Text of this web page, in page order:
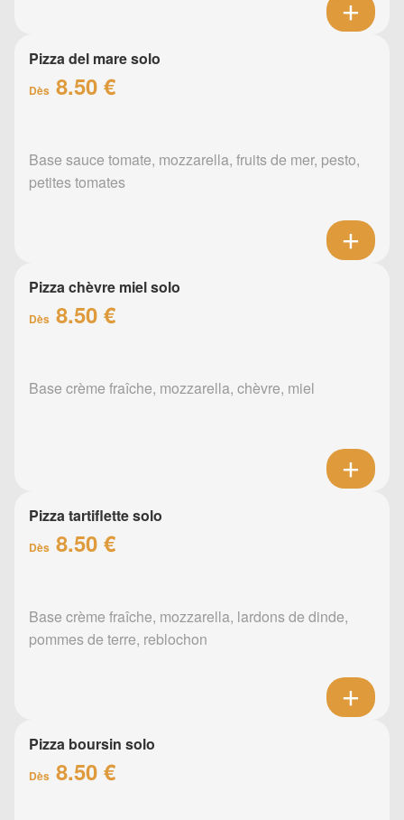
Pizza del mare solo
Dès 8.50 €
Base sauce tomate, mozzarella, fruits de mer, pesto,
petites tomates
Pizza chèvre miel solo
Dès 8.50 €
Base crème fraîche, mozzarella, chèvre, miel
Pizza tartiflette solo
Dès 8.50 €
Base crème fraîche, mozzarella, lardons de dinde,
pommes de terre, reblochon
Pizza boursin solo
Dès 8.50 €